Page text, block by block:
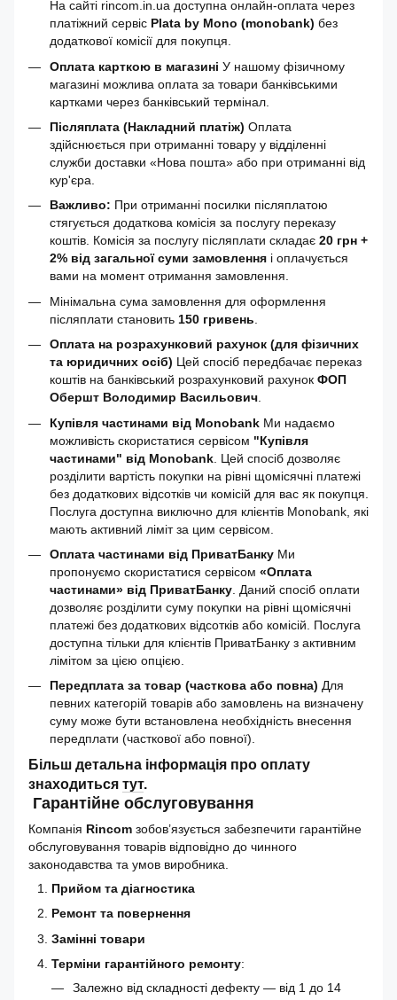
На сайті rincom.in.ua доступна онлайн-оплата через
платіжний сервіс Plata by Mono (monobank) без
додаткової комісії для покупця.
Оплата карткою в магазині У нашому фізичному
магазині можлива оплата за товари банківськими
картками через банківський термінал.
Післяплата (Накладний платіж) Оплата
здійснюється при отриманні товару у відділенні
служби доставки «Нова пошта» або при отриманні від
кур'єра.
Важливо: При отриманні посилки післяплатою
стягується додаткова комісія за послугу переказу
коштів. Комісія за послугу післяплати складає 20 грн +
2% від загальної суми замовлення і оплачується
вами на момент отримання замовлення.
Мінімальна сума замовлення для оформлення
післяплати становить 150 гривень
Оплата на розрахунковий рахунок (для фізичних
та юридичних осіб) Цей спосіб передбачає переказ
коштів на банківський розрахунковий рахунок ФОП
Обершт Володимир Васильович
Купівля частинами від Monobank Ми надаємо
можливість скористатися сервісом "Купівля
частинами" від Monobank . Цей спосіб дозволяє
розділити вартість покупки на рівні щомісячні платежі
без додаткових відсотків чи комісій для вас як покупця.
Послуга доступна виключно для клієнтів Monobank, які
мають активний ліміт за цим сервісом.
Оплата частинами від ПриватБанку Ми
пропонуємо скористатися сервісом «Оплата
частинами» від ПриватБанку . Даний спосіб оплати
дозволяє розділити суму покупки на рівні щомісячні
платежі без додаткових відсотків або комісій. Послуга
доступна тільки для клієнтів ПриватБанку з активним
лімітом за цією опцією.
Передплата за товар (часткова або повна) Для
певних категорій товарів або замовлень на визначену
суму може бути встановлена необхідність внесення
передплати (часткової або повної).
Більш детальна інформація про оплату
знаходиться тут.
Гарантійне обслуговування
Компанія Rincom зобов’язується забезпечити гарантійне
обслуговування товарів відповідно до чинного
законодавства та умов виробника.
Прийом та діагностика
Ремонт та повернення
Замінні товари
Терміни гарантійного ремонту:
Залежно від складності дефекту — від 1 до 14